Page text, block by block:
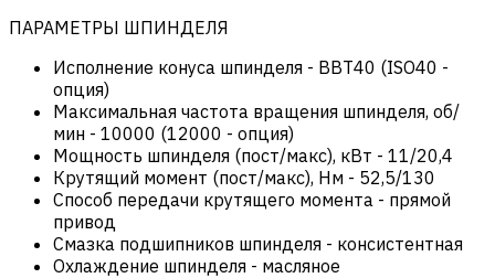
ПАРАМЕТРЫ ШПИНДЕЛЯ
Исполнение конуса шпинделя - BBT40 (ISO40 -
опция)
Максимальная частота вращения шпинделя, об/
мин - 10000 (12000 - опция)
Мощность шпинделя (пост/макс), кВт - 11/20,4
Крутящий момент (пост/макс), Нм - 52,5/130
Способ передачи крутящего момента - прямой
привод
Смазка подшипников шпинделя - консистентная
Охлаждение шпинделя - масляное